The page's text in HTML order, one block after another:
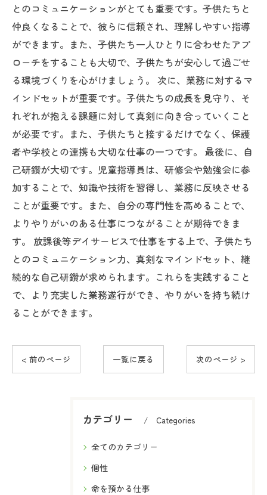
とのコミュニケーションがとても重要です。子供たちと
仲良くなることで、彼らに信頼され、理解しやすい指導
ができます。また、子供たち一人ひとりに合わせたアプ
ローチをすることも大切で、子供たちが安心して過ごせ
る環境づくりを心がけましょう。 次に、業務に対するマ
インドセットが重要です。子供たちの成長を見守り、そ
れぞれが抱える課題に対して真剣に向き合っていくこと
が必要です。また、子供たちと接するだけでなく、保護
者や学校との連携も大切な仕事の一つです。 最後に、自
己研鑽が大切です。児童指導員は、研修会や勉強会に参
加することで、知識や技術を習得し、業務に反映させる
ことが重要です。また、自分の専門性を高めることで、
よりやりがいのある仕事につながることが期待できま
す。 放課後等デイサービスで仕事をする上で、子供たち
とのコミュニケーション力、真剣なマインドセット、継
続的な自己研鑽が求められます。これらを実践すること
で、より充実した業務遂行ができ、やりがいを持ち続け
ることができます。
< 前のページ 一覧に戻る 次のページ >
カテゴリー Categories
全てのカテゴリー
個性
命を預かる仕事